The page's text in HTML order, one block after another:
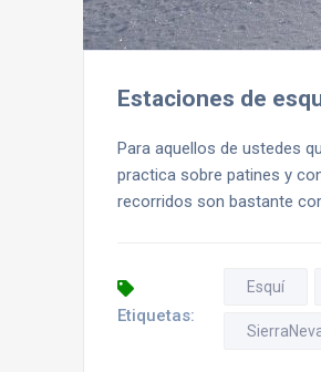
Estaciones de
Para aquellos de ustedes
practica sobre patines y
recorridos son bastante
Etiquetas:
Esquí